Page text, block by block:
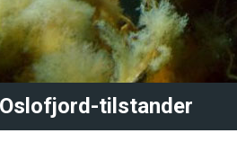
tilstander